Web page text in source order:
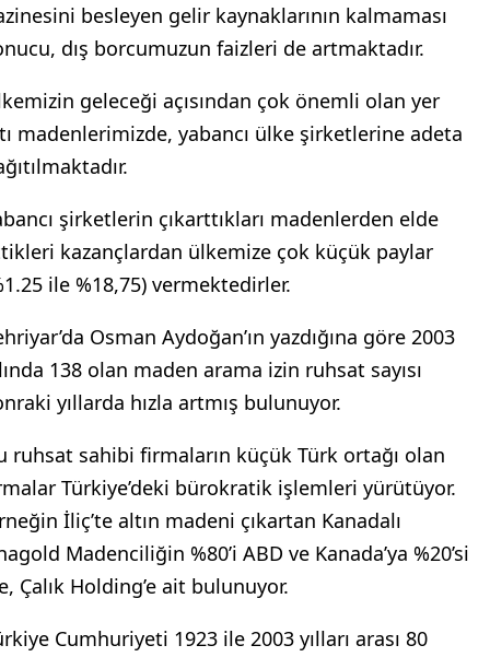
besleyen gelir kaynaklarının kalmaması
dış borcumuzun faizleri de artmaktadır.
geleceği açısından çok önemli olan yer
madenlerimizde, yabancı ülke şirketlerine adeta
şirketlerin çıkarttıkları madenlerden elde
kazançlardan ülkemize çok küçük paylar
ile %18,75) vermektedirler.
Osman Aydoğan’ın yazdığına göre 2003
138 olan maden arama izin ruhsat sayısı
yıllarda hızla artmış bulunuyor.
ruhsat sahibi firmaların küçük Türk ortağı olan
Türkiye’deki bürokratik işlemleri yürütüyor.
İliç’te altın madeni çıkartan Kanadalı
Madenciliğin %80’i ABD ve Kanada’ya %20’si
Çalık Holding’e ait bulunuyor.
Cumhuriyeti 1923 ile 2003 yılları arası 80